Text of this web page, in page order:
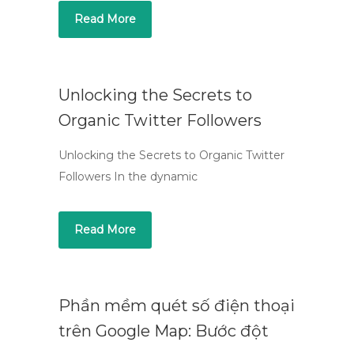
Read More
Unlocking the Secrets to
Organic Twitter Followers
Unlocking the Secrets to Organic Twitter
Followers In the dynamic
Read More
Phần mềm quét số điện thoại
trên Google Map: Bước đột